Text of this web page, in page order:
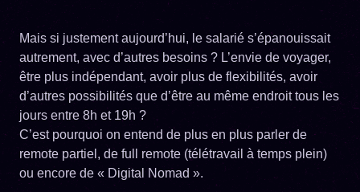
Mais si justement aujourd’hui, le salarié s’épanouissait
autrement, avec d’autres besoins ? L’envie de voyager,
être plus indépendant, avoir plus de flexibilités, avoir
d’autres possibilités que d’être au même endroit tous les
jours entre 8h et 19h ?
C’est pourquoi on entend de plus en plus parler de
remote partiel, de full remote (télétravail à temps plein)
ou encore de « Digital Nomad ».